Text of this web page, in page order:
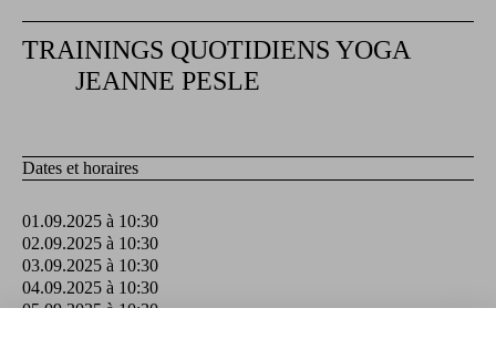
TRAININGS QUOTIDIENS YOGA
JEANNE PESLE
Dates et horaires
01.09.2025 à 10:30
02.09.2025 à 10:30
03.09.2025 à 10:30
04.09.2025 à 10:30
05.09.2025 à 10:30